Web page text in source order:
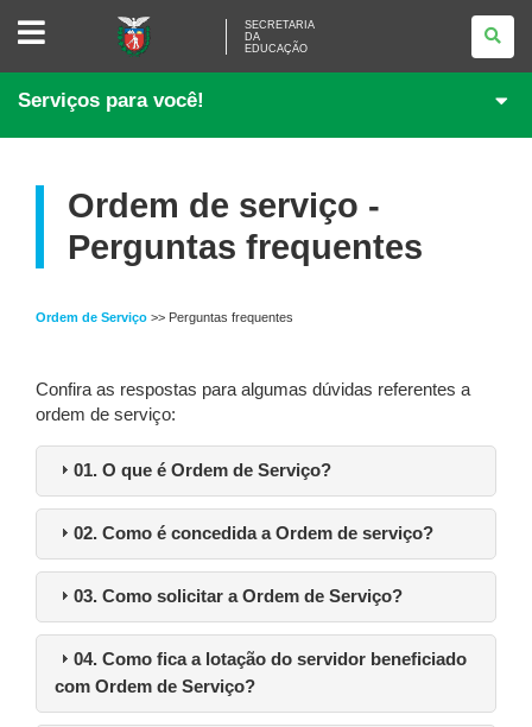
SECRETARIA
EDUCAÇÃO
SECRETARIA
DA
EDUCAÇÃO
Serviços para você!
Ordem de serviço -
Perguntas frequentes
Ordem de Serviço >> Perguntas frequentes
Confira as respostas para algumas dúvidas referentes a
ordem de serviço:
01. O que é Ordem de Serviço?
02. Como é concedida a Ordem de serviço?
03. Como solicitar a Ordem de Serviço?
04. Como fica a lotação do servidor beneficiado
com Ordem de Serviço?